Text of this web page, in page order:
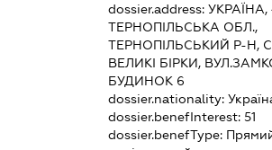
dossier.address: УКРАЇНА,
ТЕРНОПІЛЬСЬКА ОБЛ.,
ТЕРНОПІЛЬСЬКИЙ Р-Н,
ВЕЛИКІ БІРКИ,
БУДИНОК 6
dossier.nationality:
dossier.benefInterest: 51
dossier.benefType: